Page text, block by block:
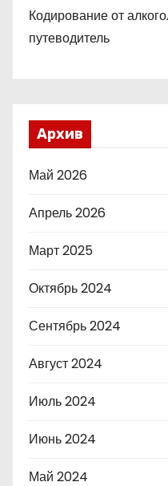
Кодирование от
путеводитель
Архив
Май 2026
Апрель 2026
Март 2025
Октябрь 2024
Сентябрь 2024
Август 2024
Июль 2024
Июнь 2024
Май 2024